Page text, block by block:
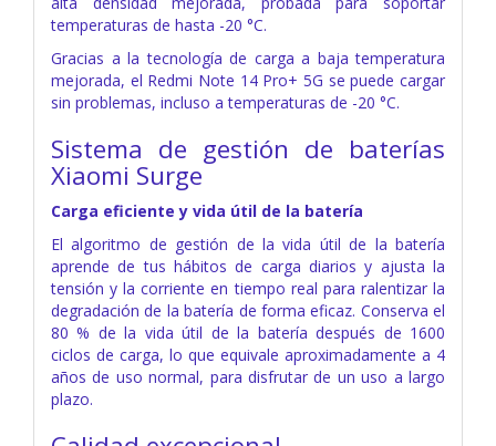
temperaturas de hasta -20 °C.
Gracias a la tecnología de carga a baja temperatura
mejorada, el Redmi Note 14 Pro+ 5G se puede cargar
sin problemas, incluso a temperaturas de -20 °C.
Sistema de gestión de baterías
Xiaomi Surge
Carga eficiente y vida útil de la batería
El algoritmo de gestión de la vida útil de la batería
aprende de tus hábitos de carga diarios y ajusta la
tensión y la corriente en tiempo real para ralentizar la
degradación de la batería de forma eficaz. Conserva el
80 % de la vida útil de la batería después de 1600
ciclos de carga, lo que equivale aproximadamente a 4
años de uso normal, para disfrutar de un uso a largo
plazo.